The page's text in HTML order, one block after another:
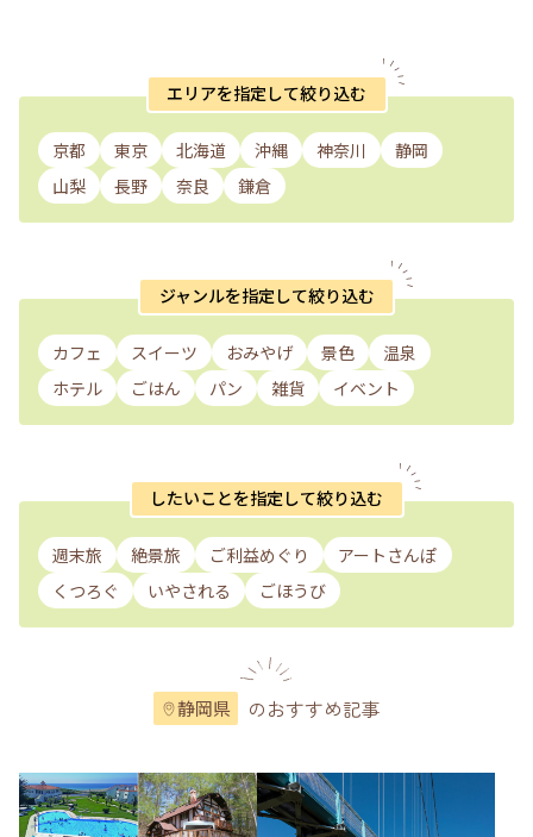
エリアを指定して絞り込む
京都 東京 北海道 沖縄 神奈川
静岡
山梨
長野 奈良 鎌倉
ジャンルを指定して絞り込む
カフェ スイーツ おみやげ 景色
温泉
ホテル
ごはん パン 雑貨 イベント
したいことを指定して絞り込む
週末旅 絶景旅 ご利益めぐり
アートさんぽ
くつろぐ
いやされる ごほうび
静岡県 のおすすめ記事